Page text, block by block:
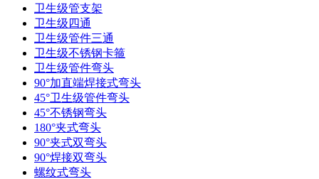
卫生级管支架
卫生级四通
卫生级管件三通​
卫生级不锈钢卡箍
卫生级管件弯头
90°加直端焊接式弯头
45°卫生级管件弯头
45°不锈钢弯头
180°夹式弯头
90°夹式双弯头
90°焊接双弯头
螺纹式弯头